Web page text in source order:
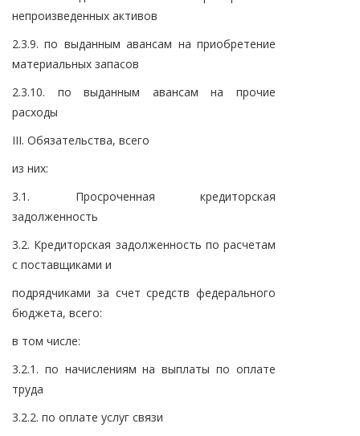
непроизведенных активов
2.3.9. по выданным авансам на приобретение
материальных запасов
2.3.10. по выданным авансам на прочие
расходы
III. Обязательства, всего
из них:
3.1. Просроченная кредиторская
задолженность
3.2. Кредиторская задолженность по расчетам
с поставщиками и
подрядчиками за счет средств федерального
бюджета, всего:
в том числе:
3.2.1. по начислениям на выплаты по оплате
труда
3.2.2. по оплате услуг связи